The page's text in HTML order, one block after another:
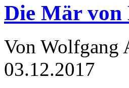
Die Mär
Von Wolfgang
03.12.2017